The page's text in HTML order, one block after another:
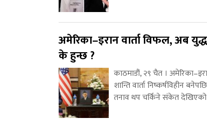
अमेरिका–इरान वार्ता विफल, अब
के हुन्छ ?
काठमाडौं, २९ चैत ।
शान्ति वार्ता निष्कर्षविहीन बनेपछि
तनाव थप चर्किने संकेत देखिएको